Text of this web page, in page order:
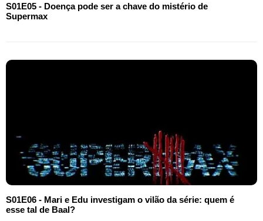
S01E05 - Doença pode ser a chave do mistério de
Supermax
S01E06 - Mari e Edu investigam o vilão da série: quem é
esse tal de Baal?